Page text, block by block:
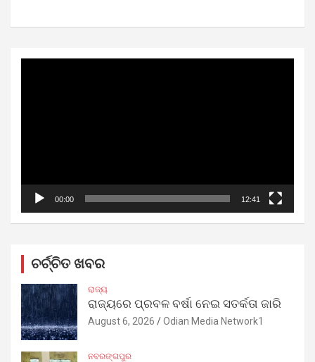
00:00 12:41
ଚର୍ଚ୍ଚିତ ଖବର
ରାଜ୍ୟ
ରାଜ୍ୟରେ ପ୍ରବଳ ବର୍ଷା ନେଇ ସତର୍କତା ଜାରି
August 6, 2026 Odian Media Network1
ନବରଙ୍ଗପୁର